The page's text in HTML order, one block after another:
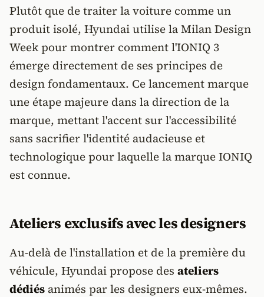
Plutôt que de traiter la voiture comme un
produit isolé, Hyundai utilise la Milan Design
Week pour montrer comment l'IONIQ 3
émerge directement de ses principes de
design fondamentaux. Ce lancement marque
une étape majeure dans la direction de la
marque, mettant l'accent sur l'accessibilité
sans sacrifier l'identité audacieuse et
technologique pour laquelle la marque IONIQ
est connue.
Ateliers exclusifs avec les designers
Au-delà de l'installation et de la première du
véhicule, Hyundai propose des ateliers
dédiés animés par les designers eux-mêmes.